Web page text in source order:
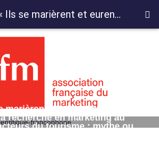
marièrent et eurent beaucoup
recherche en marketing au
du tourisme : mythe ou
12571 « Ils se marièrent et eurent beaucoup d'enfants » La recherche en marketing au service des acteurs du tourisme : mythe ou réalité ?